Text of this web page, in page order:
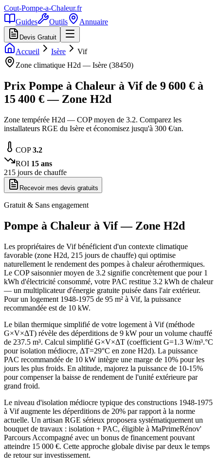
Cout-Pompe-a-Chaleur.fr
Guides
Outils Annuaire
Devis Gratuit
Accueil Isère
Vif
Zone climatique H2d — Isère (38450)
Prix Pompe à Chaleur à Vif de 9 600 € à
15 400 € — Zone H2d
Zone tempérée H2d — COP moyen de 3.2. Comparez les
installateurs RGE du Isère et économisez jusqu'à 300 €/an.
COP3.2
ROI 15 ans
215 jours de chauffe
Recevoir mes devis gratuits
Gratuit & Sans engagement
Pompe à Chaleur à Vif— Zone H2d
Les propriétaires de Vif bénéficient d'un contexte climatique
favorable (zone H2d, 215 jours de chauffe) qui optimise
naturellement le rendement des pompes à chaleur aérothermiques.
Le COP saisonnier moyen de 3.2 signifie concrètement que pour 1
kWh d'électricité consommé, votre PAC restitue 3.2 kWh de chaleur
— un multiplicateur d'énergie gratuite puisée dans l'air extérieur.
Pour un logement 1948-1975 de 95 m² à Vif, la puissance
recommandée est de 10 kW.
Le bilan thermique simplifié de votre logement à Vif (méthode
G×V×ΔT) révèle des déperditions de 9 kW pour un volume chauffé
de 237.5 m³. Calcul simplifié G×V×ΔT (coefficient G=1.3 W/m³.°C
pour isolation médiocre, ΔT=29°C en zone H2d). La puissance
PAC recommandée de 10 kW intègre une marge de 10% pour les
jours les plus froids. En altitude, majorez la puissance de 10-15%
pour compenser la baisse de rendement de l'unité extérieure par
grand froid.
Le niveau d'isolation médiocre typique des constructions 1948-1975
à Vif augmente les déperditions de 20% par rapport à la norme
actuelle. Un artisan RGE sérieux proposera systématiquement un
bouquet de travaux : isolation + PAC, éligible à MaPrimeRénov'
Parcours Accompagné avec un bonus de financement pouvant
atteindre 15 000 €. Cette approche globale divise par deux le temps
de retour sur investissement.